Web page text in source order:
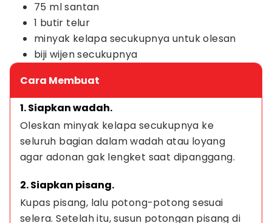
75 ml santan
1 butir telur
minyak kelapa secukupnya untuk olesan
biji wijen secukupnya
Cara Membuat
1. Siapkan wadah.
Oleskan minyak kelapa secukupnya ke
seluruh bagian dalam wadah atau loyang
agar adonan gak lengket saat dipanggang.
2. Siapkan pisang.
Kupas pisang, lalu potong-potong sesuai
selera. Setelah itu, susun potongan pisang di